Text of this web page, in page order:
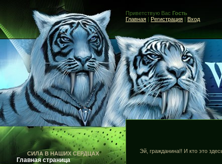
СИЛА В НАШИХ СЕРДЦАХ
Главная страница
Приветствую Вас Гость
Главная | Регистрация | Вход
Эй, гражданина!! И кто это